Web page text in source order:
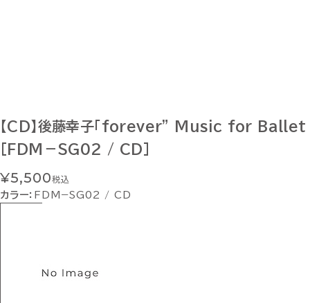
【CD】後藤幸子「forever” Music for Ballet
[FDM－SG02 / CD]
¥5,500税込
カラー： FDM−SG02 / CD